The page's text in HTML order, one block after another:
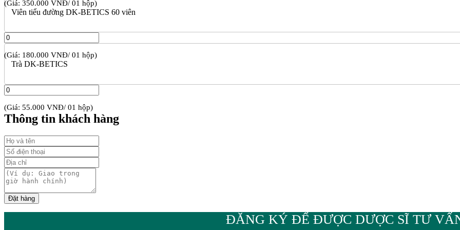
(Giá: 350.000 VNĐ/ 01 hộp)
Viên tiểu đường DK-BETICS 60 viên
(Giá: 180.000 VNĐ/ 01 hộp)
Trà DK-BETICS
(Giá: 55.000 VNĐ/ 01 hộp)
Thông tin khách hàng
ĐĂNG KÝ ĐỂ ĐƯỢC DƯỢC SĨ TƯ